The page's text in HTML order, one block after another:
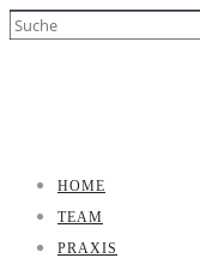
HOME
TEAM
PRAXIS